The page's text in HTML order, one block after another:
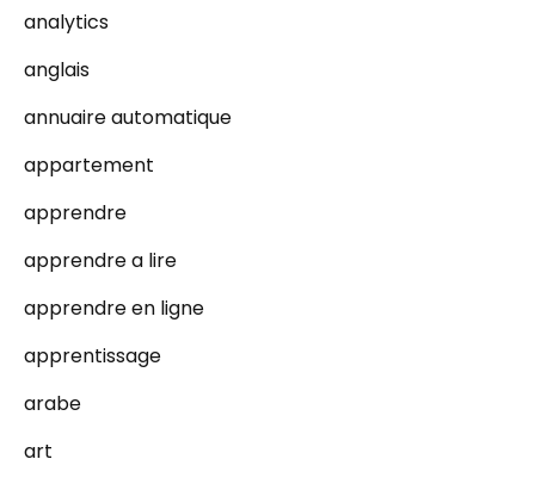
analytics
anglais
annuaire automatique
appartement
apprendre
apprendre a lire
apprendre en ligne
apprentissage
arabe
art